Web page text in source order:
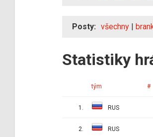
Posty: všechny |
Statistiky
tým #
1. RUS
2. RUS